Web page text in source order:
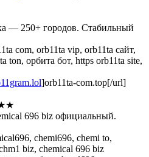
— 250+ городов. Стабильный
com, orb11ta vip, orb11ta сайт,
ton, орбита бот, https orb11ta site,
]orb11ta-com.top[/url]
696 biz официальный.
chemi696, chemi to,
biz, chemical 696 biz